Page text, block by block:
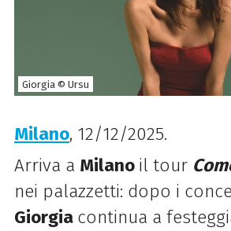
Giorgia © Ursu
Milano, 12/12/2025.
Arriva a Milano il tour
nei palazzetti: dopo i
Giorgia continua a